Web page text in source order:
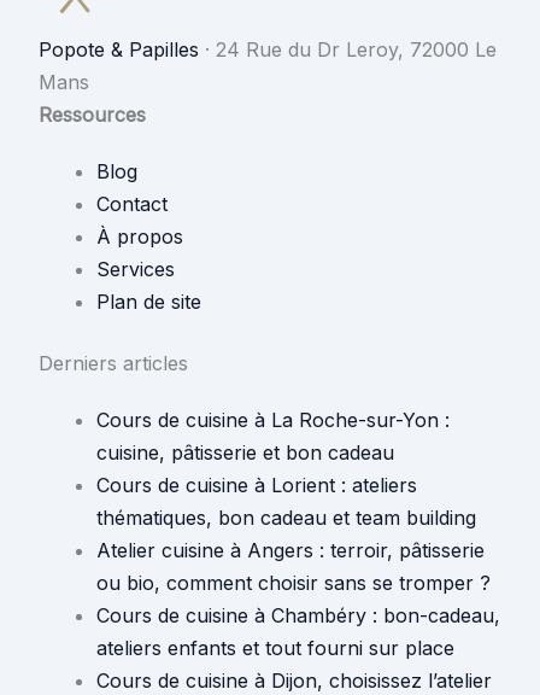
Popote & Papilles · 24 Rue du Dr Leroy, 72000 Le
Mans
Ressources
Blog
Contact
À propos
Services
Plan de site
Derniers articles
Cours de cuisine à La Roche-sur-Yon :
cuisine, pâtisserie et bon cadeau
Cours de cuisine à Lorient : ateliers
thématiques, bon cadeau et team building
Atelier cuisine à Angers : terroir, pâtisserie
ou bio, comment choisir sans se tromper ?
Cours de cuisine à Chambéry : bon-cadeau,
ateliers enfants et tout fourni sur place
Cours de cuisine à Dijon, choisissez l’atelier